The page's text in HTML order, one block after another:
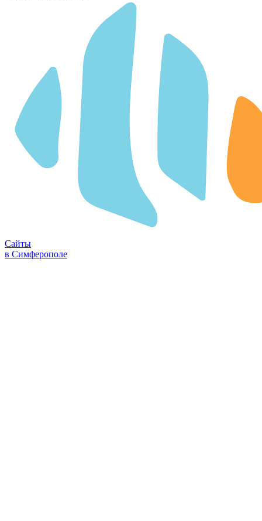
Сайты
в Симферополе